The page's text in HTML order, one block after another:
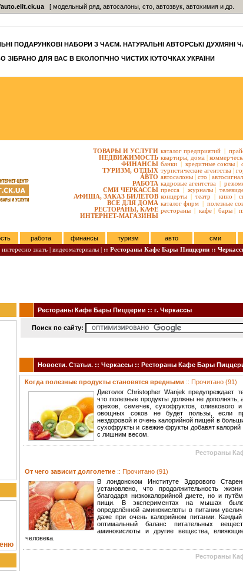
[ модельный ряд, автосалоны, сто, автозвук, автохимия и др.
ПОДАРУНКОВІ НАБОРИ З ЧАЄМ. НАТУРАЛЬНІ АВТОРСЬКІ ДУХМЯНІ
ЗІБРАНО ДЛЯ ВАС В ЕКОЛОГІЧНО ЧИСТИХ КУТОЧКАХ УКРАЇНИ
ТОВАРЫ И УСЛУГИ
НЕДВИЖИМОСТЬ
ФИНАНСЫ
ТУРИЗМ, ОТДЫХ
АВТО
РАБОТА
СМИ ЧЕРКАССЫ
АФИША, ЗАКАЗ БИЛЕТОВ
ВСЕ ДЛЯ ДОМА
РЕСТОРАНЫ, КАФЕ
ИНТЕРНЕТ-МАГАЗИНЫ
каталог предприятий |
квартиры, дома |
банки | кредитные союзы |
туристические агентства |
автосалоны | сто |
кадровые агентства |
пресса | журналы |
концерты | театр | кино |
каталог фирм | полезные
рестораны | кафе | бары |
работа финансы туризм авто сми
интересно знать | видеоматериалы | :: Рестораны Кафе Бары Пиццерии ::
Рестораны Кафе Бары Пиццерии :: г. Черкассы
Поиск по сайту:
Новости. Статьи. :: Черкассы :: Рестораны Кафе Бары
Когда полезные продукты становятся вредными :: Прочитано (91)
Диетолог Christopher Wanjek предупреждает
что полезные продукты должны не
орехов, семечек, сухофруктов, оливкового
овощных соков не будет пользы, если
нездоровой и очень калорийной пищей в
сухофрукты и свежие фрукты добавят
с лишним весом.
Рестораны
От чего зависит долголетие :: Прочитано (91)
В лондонском Институте Здорового
установлено, что продолжительность
благодаря низкокалорийной диете, но и
пищи. В экспериментах на мышах
определённой аминокислоты в питании
даже при очень калорийном питании.
оптимальный баланс питательных
аминокислоты и другие вещества,
человека.
Рестораны